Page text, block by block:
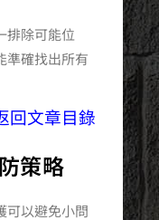
排除可能位
準確找出所有
回文章目錄
策略
可以避免小問